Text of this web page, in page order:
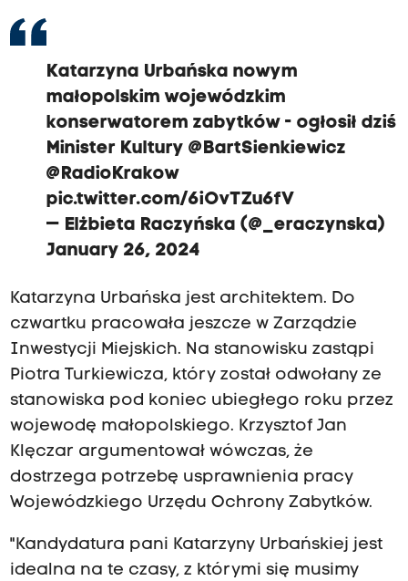
Katarzyna Urbańska nowym
małopolskim wojewódzkim
konserwatorem zabytków - ogłosił dziś
Minister Kultury @BartSienkiewicz
@RadioKrakow
pic.twitter.com/6iOvTZu6fV
— Elżbieta Raczyńska (@_eraczynska)
January 26, 2024
Katarzyna Urbańska jest architektem. Do
czwartku pracowała jeszcze w Zarządzie
Inwestycji Miejskich. Na stanowisku zastąpi
Piotra Turkiewicza, który został odwołany ze
stanowiska pod koniec ubiegłego roku przez
wojewodę małopolskiego. Krzysztof Jan
Klęczar argumentował wówczas, że
dostrzega potrzebę usprawnienia pracy
Wojewódzkiego Urzędu Ochrony Zabytków.
"Kandydatura pani Katarzyny Urbańskiej jest
idealna na te czasy, z którymi się musimy